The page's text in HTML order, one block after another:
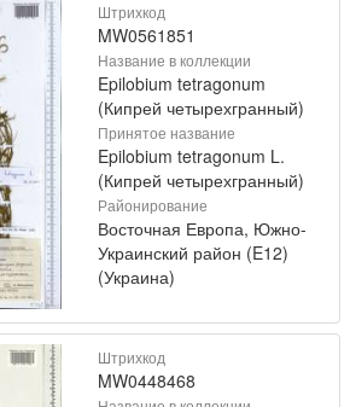
Штрихкод
MW0561851
Название в коллекции
Epilobium tetragonum
(Кипрей четырехгранный)
Принятое название
Epilobium tetragonum L.
(Кипрей четырехгранный)
Районирование
Восточная Европа, Южно-
Украинский район (E12)
(Украина)
Штрихкод
MW0448468